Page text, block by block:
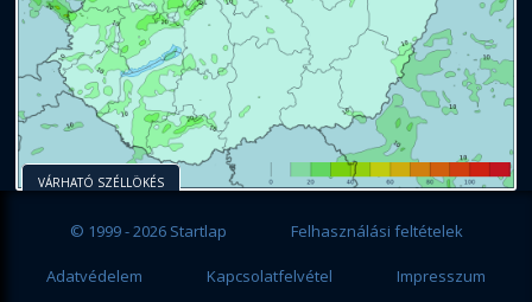
VÁRHATÓ SZÉLLÖKÉS
© 1999 - 2026 Startlap Felhasználási feltételek
Adatvédelem Kapcsolatfelvétel Impresszum